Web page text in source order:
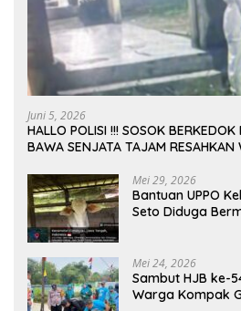
Juni 5, 2026
HALLO POLISI !!! SOSOK
BAWA SENJATA TAJAM RESAHKAN
Mei 29, 2026
Bantuan UPPO
Seto Diduga
Mei 24, 2026
Sambut HJB ke-
Warga Kompak